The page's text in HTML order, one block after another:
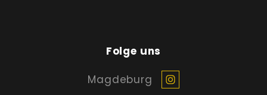
Folge uns
Magdeburg